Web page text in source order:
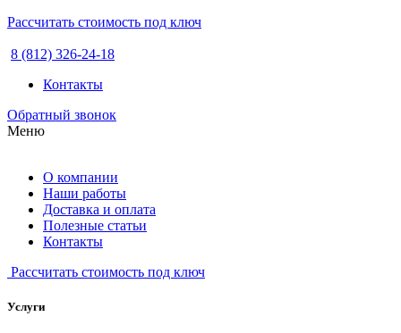
Рассчитать стоимость под ключ
8 (812) 326-24-18
Контакты
Обратный звонок
Меню
О компании
Наши работы
Доставка и оплата
Полезные статьи
Контакты
Рассчитать стоимость под ключ
Услуги